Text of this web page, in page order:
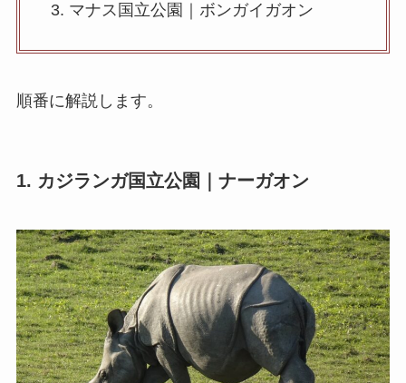
マナス国立公園｜ボンガイガオン
順番に解説します。
1. カジランガ国立公園｜ナーガオン